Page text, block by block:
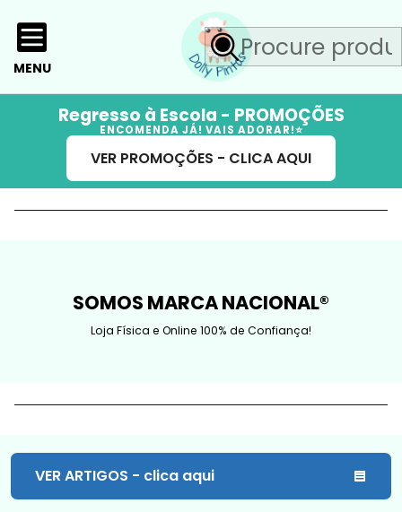
MENU
Regresso à Escola - PROMOÇÕES
ENCOMENDA JÁ! VAIS ADORAR!⭐
VER PROMOÇÕES - CLICA AQUI
SOMOS MARCA NACIONAL®
Loja Física e Online 100% de Confiança!
VER ARTIGOS - clica aqui